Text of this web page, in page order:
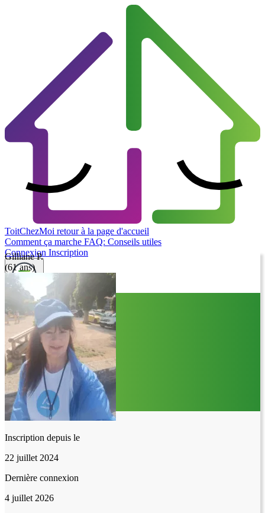
ToitChezMoi retour à la page d'accueil
Comment ça marche FAQ: Conseils utiles
Connexion Inscription
Gilliane P.
(61 ans)
Inscription depuis le
22 juillet 2024
Dernière connexion
4 juillet 2026